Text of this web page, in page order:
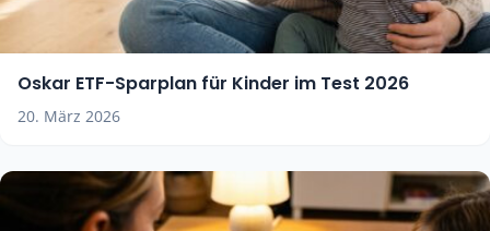
Oskar ETF-Sparplan für Kinder im Test 2026
20. März 2026